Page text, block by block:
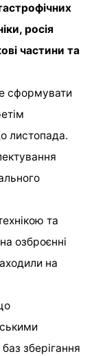
росія
частини та
сформувати
листопада.
та
озброєнні
на
зберігання